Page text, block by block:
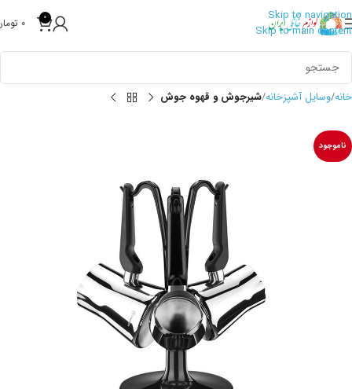
Skip to navigation
Skip to main content
0
0
خانه وسایل آشپزخانه شیرجوش و قهوه جوش
ناموجود